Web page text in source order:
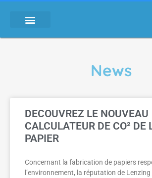
News
DECOUVREZ LE NOUVEAU
CALCULATEUR DE CO² DE
PAPIER
Concernant la fabrication de papiers
l’environnement, la réputation de Lenzing